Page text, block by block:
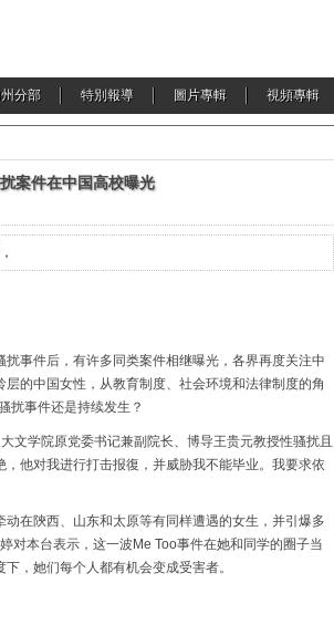
分部 特別報導 圖片專輯 視頻專輯
案件在中国高校曝光
事件后，有许多同类案件相继曝光，各界再度关注中
的中国女性，从教育制度、社会环境和法律制度的角
扰事件还是持续发生？
文学院原党委书记兼副院长、博导王贵元教授性骚扰且
他对我进行打击报復，并威胁我不能毕业。我要求依
在陝西、山东和太原等有同样遭遇的女生，并引爆多
对本台表示，这一波Me Too事件在她和同学的圈子当
，她们每个人都有机会变成受害者。